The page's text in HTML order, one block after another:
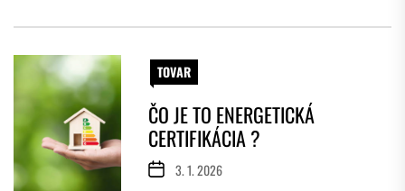
TOVAR
ČO JE TO ENERGETICKÁ
CERTIFIKÁCIA ?
3. 1. 2026